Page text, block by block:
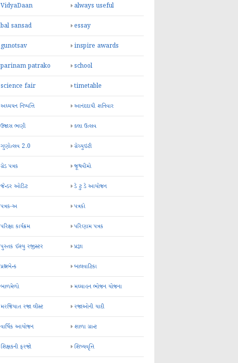
VidyaDaan always useful
bal sansad essay
gunotsav inspire awards
parinam patrako school
science fair timetable
અધ્યયન નિષ્પત્તિ આનંદદાયી શનિવાર
ઉજાસ ભણી કલા ઉત્સવ
ગુણોત્સવ 2.0 ગ્રેચ્યુઇટી
ગ્રેડ પત્રક જૂથવીમો
જેન્ડર ઓડિટ ડે ટુ ડે આયોજન
પત્રક-અ પત્રકો
પરિક્ષા કાર્યક્રમ પરિણામ પત્રક
પુસ્તક ઈશ્યુ રજીસ્ટર પ્રજ્ઞા
પ્રશ્નબેન્ક બાલવાટિકા
બાળમેળો મઘ્યાહન ભોજન યોજના
મરજિયાત રજા લીસ્ટ રજાઓની યાદી
વાર્ષિક આયોજન શાળા ગ્રાન્ટ
શિક્ષકની ફરજો શિષ્યવૃત્તિ